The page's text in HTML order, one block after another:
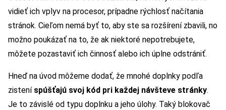
vidieť ich vplyv na procesor, prípadne rýchlosť načítania
stránok. Cieľom nemá byť to, aby ste sa rozšírení zbavili, no
možno poukázať na to, že ak niektoré nepotrebujete,
môžete pozastaviť ich činnosť alebo ich úplne odstrániť.
Hneď na úvod môžeme dodať, že mnohé doplnky podľa
zistení spúšťajú svoj kód pri každej návšteve stránky.
Je to závislé od typu doplnku a jeho úlohy. Taký blokovač